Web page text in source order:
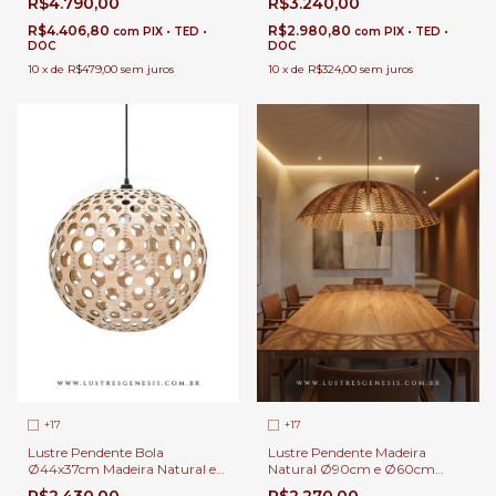
Lâmpada E-27 Para Mesa de
Jantar Rústica | Linha Carimbó
R$4.406,80 com PIX • TED •
DOC
10 x de R$479,00 sem juros
Para Sala de Estar e Jantar |
Linha Carimbó
R$2.980,80 com PIX • TED •
DOC
10 x de R$324,00 sem juros
+17
Lustre Pendente Bola
Ø44x37cm Madeira Natural e
Tecido Bege 1x E-27 Para Sala
+17
Lustre Pendente Madeira
Natural Ø90cm e Ø60cm
Redondo 1x E-27 Para Sala de